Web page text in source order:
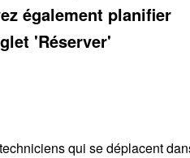
également planifier
'Réserver'
qui se déplacent